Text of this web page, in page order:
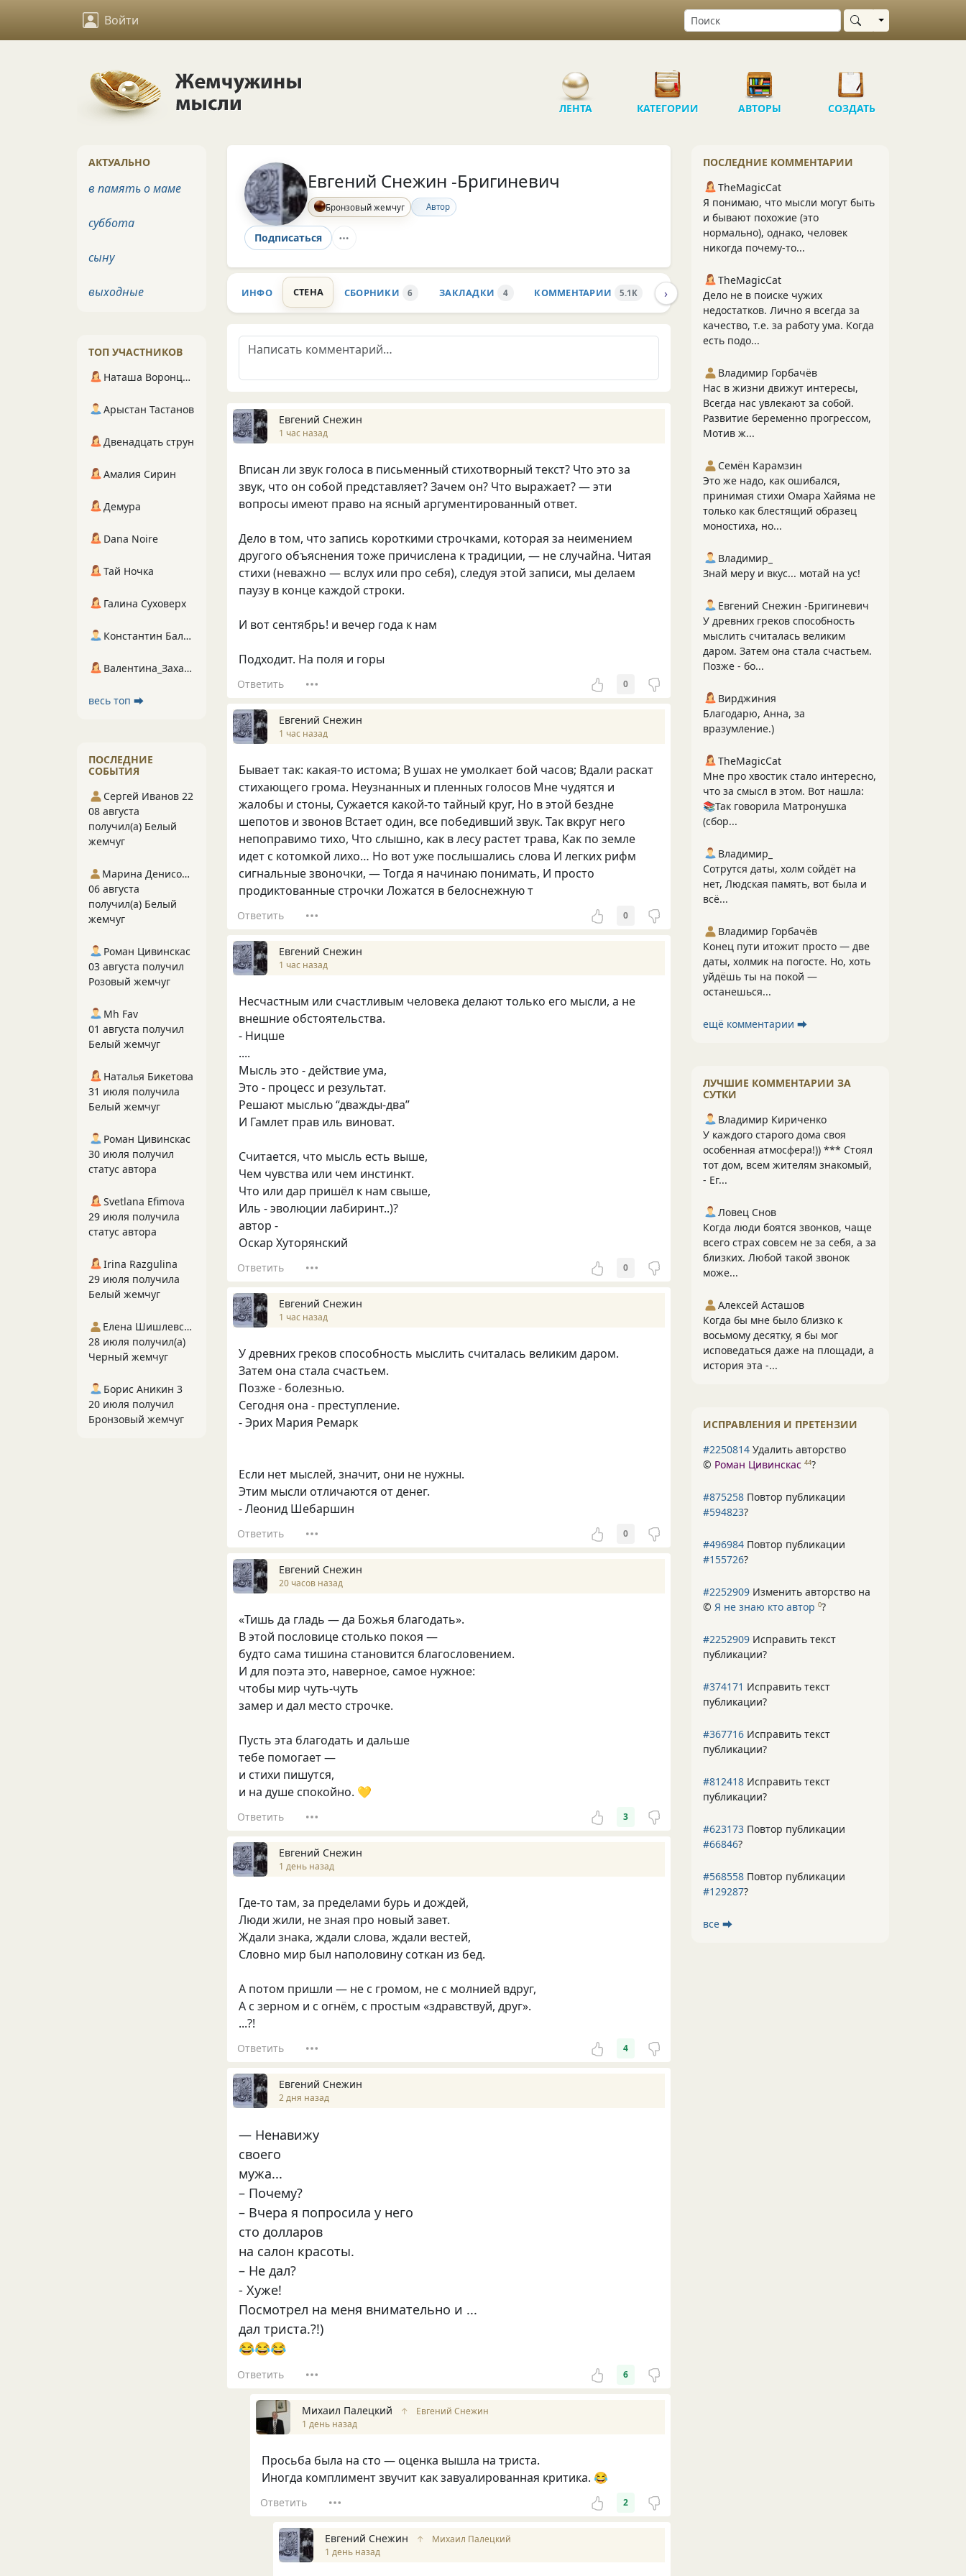
Войти Выбрать область
ЛЕНТА КАТЕГОРИИ АВТОРЫ СОЗДАТЬ
Евгений Снежин -Бригиневич
Бронзовый жемчуг Автор
Подписаться
ИНФО СТЕНА СБОРНИКИ 6 ЗАКЛАДКИ 4 КОММЕНТАРИИ 5.1K ПУБЛИКАЦИИ 807 ПОДПИСЧИКИ
›
Евгений Снежин
1 час назад
Вписан ли звук голоса в письменный стихотворный текст? Что это за
звук, что он собой представляет? Зачем он? Что выражает? — эти
вопросы имеют право на ясный аргументированный ответ.
Дело в том, что запись короткими строчками, которая за неимением
другого объяснения тоже причислена к традиции, — не случайна. Читая
стихи (неважно — вслух или про себя), следуя этой записи, мы делаем
паузу в конце каждой строки.
И вот сентябрь! и вечер года к нам
Подходит. На поля и горы
Ответить 0
Евгений Снежин
1 час назад
Бывает так: какая-то истома; В ушах не умолкает бой часов; Вдали раскат
стихающего грома. Неузнанных и пленных голосов Мне чудятся и
жалобы и стоны, Сужается какой-то тайный круг, Но в этой бездне
шепотов и звонов Встает один, все победивший звук. Так вкруг него
непоправимо тихо, Что слышно, как в лесу растет трава, Как по земле
идет с котомкой лихо… Но вот уже послышались слова И легких рифм
сигнальные звоночки, — Тогда я начинаю понимать, И просто
продиктованные строчки Ложатся в белоснежную т
Ответить 0
Евгений Снежин
1 час назад
Несчастным или счастливым человека делают только его мысли, а не
внешние обстоятельства.
- Ницше
....
Мысль это - действие ума,
Это - процесс и результат.
Решают мыслью “дважды-два”
И Гамлет прав иль виноват.
Считается, что мысль есть выше,
Чем чувства или чем инстинкт.
Что или дар пришёл к нам свыше,
Иль - эволюции лабиринт..)?
автор -
Оскар Хуторянский
Ответить 0
Евгений Снежин
1 час назад
У древних греков способность мыслить считалась великим даром.
Затем она стала счастьем.
Позже - болезнью.
Сегодня она - преступление.
- Эрих Мария Ремарк
Если нет мыслей, значит, они не нужны.
Этим мысли отличаются от денег.
- Леонид Шебаршин
Ответить 0
Евгений Снежин
20 часов назад
«Тишь да гладь — да Божья благодать».
В этой пословице столько покоя —
будто сама тишина становится благословением.
И для поэта это, наверное, самое нужное:
чтобы мир чуть-чуть
замер и дал место строчке.
Пусть эта благодать и дальше
тебе помогает —
и стихи пишутся,
и на душе спокойно. 💛
Ответить 3
Евгений Снежин
1 день назад
Где‑то там, за пределами бурь и дождей,
Люди жили, не зная про новый завет.
Ждали знака, ждали слова, ждали вестей,
Словно мир был наполовину соткан из бед.
А потом пришли — не с громом, не с молнией вдруг,
А с зерном и с огнём, с простым «здравствуй, друг».
...?!
Ответить 4
Евгений Снежин
2 дня назад
— Ненавижу
своего
мужа...
– Почему?
– Вчера я попросила у него
сто долларов
на салон красоты.
– Не дал?
- Хуже!
Посмотрел на меня внимательно и ...
дал триста.?!)
😂😂😂
Ответить 6
Михаил Палецкий ↑
Евгений Снежин
1 день назад
Просьба была на сто — оценка вышла на триста.
Иногда комплимент звучит как завуалированная критика. 😂
Ответить 2
Евгений Снежин ↑
Михаил Палецкий
1 день назад
ПОСЛЕДНИЕ КОММЕНТАРИИ
TheMagicCat
Я понимаю, что мысли могут быть
и бывают похожие (это
нормально), однако, человек
никогда почему-то...
TheMagicCat
Дело не в поиске чужих
недостатков. Лично я всегда за
качество, т.е. за работу ума. Когда
есть подо...
Владимир Горбачёв
Нас в жизни движут интересы,
Всегда нас увлекают за собой.
Развитие беременно прогрессом,
Мотив ж...
Семён Карамзин
Это же надо, как ошибался,
принимая стихи Омара Хайяма не
только как блестящий образец
моностиха, но...
Владимир_
Знай меру и вкус... мотай на ус!
Евгений Снежин -Бригиневич
У древних греков способность
мыслить считалась великим
даром. Затем она стала счастьем.
Позже - бо...
Вирджиния
Благодарю, Анна, за
вразумление.)
TheMagicCat
Мне про хвостик стало интересно,
что за смысл в этом. Вот нашла:
📚Так говорила Матронушка
(сбор...
Владимир_
Сотрутся даты, холм сойдёт на
нет, Людская память, вот была и
всё...
Владимир Горбачёв
Конец пути итожит просто — две
даты, холмик на погосте. Но, хоть
уйдёшь ты на покой —
останешься...
ещё комментарии ⮕
ЛУЧШИЕ КОММЕНТАРИИ ЗА
СУТКИ
Владимир Кириченко
У каждого старого дома своя
особенная атмосфера!)) *** Стоял
тот дом, всем жителям знакомый,
- Ег...
Ловец Снов
Когда люди боятся звонков, чаще
всего страх совсем не за себя, а за
близких. Любой такой звонок
може...
Алексей Асташов
Когда бы мне было близко к
восьмому десятку, я бы мог
исповедаться даже на площади, а
история эта -...
ИСПРАВЛЕНИЯ И ПРЕТЕНЗИИ
#2250814 Удалить авторство
© Роман Цивинскас 44?
#875258 Повтор публикации
#594823?
#496984 Повтор публикации
#155726?
#2252909 Изменить авторство на
© Я не знаю кто автор 0?
#2252909 Исправить текст
публикации?
#374171 Исправить текст
публикации?
#367716 Исправить текст
публикации?
#812418 Исправить текст
публикации?
#623173 Повтор публикации
#66846?
#568558 Повтор публикации
#129287?
все ⮕
АКТУАЛЬНО
в память о маме
суббота
сыну
выходные
ТОП УЧАСТНИКОВ
Наташа Воронцова
Арыстан Тастанов
Двенадцать струн
Амалия Сирин
Демура
Dana Noire
Тай Ночка
Галина Суховерх
Константин Балухта
Валентина_Захарова
весь топ ⮕
ПОСЛЕДНИЕ
СОБЫТИЯ
Сергей Иванов 22
08 августа
получил(а) Белый
жемчуг
Марина Денисова 5
06 августа
получил(а) Белый
жемчуг
Роман Цивинскас
03 августа получил
Розовый жемчуг
Mh Fav
01 августа получил
Белый жемчуг
Наталья Бикетова
31 июля получила
Белый жемчуг
Роман Цивинскас
30 июля получил
статус автора
Svetlana Efimova
29 июля получила
статус автора
Irina Razgulina
29 июля получила
Белый жемчуг
Елена Шишлевская
28 июля получил(а)
Черный жемчуг
Борис Аникин 3
20 июля получил
Бронзовый жемчуг